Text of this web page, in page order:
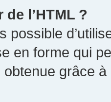
l’HTML ?
possible
en forme qui
grâce à